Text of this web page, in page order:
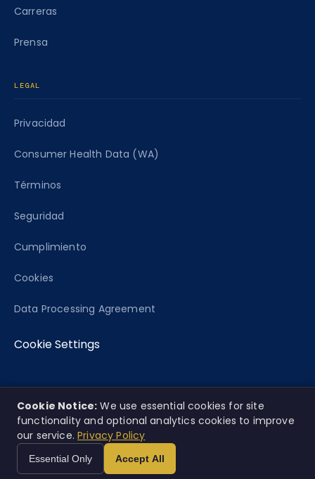
Carreras
Prensa
LEGAL
Privacidad
Consumer Health Data (WA)
Términos
Seguridad
Cumplimiento
Cookies
Data Processing Agreement
Cookie Settings
© 2026 Caseworth, Co. Todos los derechos
reservados.
EN|ES
Esta plataforma ofrece análisis informativo únicamente y no
constituye consejo legal.
Cookie Notice: We use essential cookies for site
functionality and optional analytics cookies to improve
our service. Privacy Policy
Essential Only Accept All